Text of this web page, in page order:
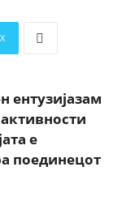
X
ентузијазам
е
поединецот